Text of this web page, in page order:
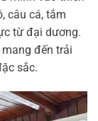
câu cá, tắm
từ đại dương.
đến trải
sắc.